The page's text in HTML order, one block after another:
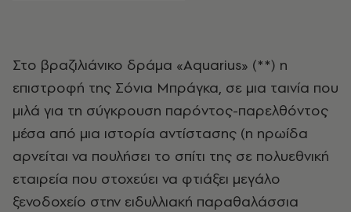
Στο βραζιλιάνικο δράμα «Aquarius» (**) η
επιστροφή της Σόνια Μπράγκα, σε μια ταινία που
μιλά για τη σύγκρουση παρόντος-παρελθόντος
μέσα από μια ιστορία αντίστασης (η ηρωίδα
αρνείται να πουλήσει το σπίτι της σε πολυεθνική
εταιρεία που στοχεύει να φτιάξει μεγάλο
ξενοδοχείο στην ειδυλλιακή παραθαλάσσια